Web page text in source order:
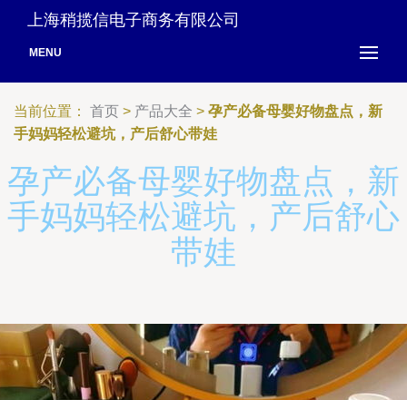
上海稍揽信电子商务有限公司
MENU
当前位置： 首页 > 产品大全 > 孕产必备母婴好物盘点，新
手妈妈轻松避坑，产后舒心带娃
孕产必备母婴好物盘点，新
手妈妈轻松避坑，产后舒心
带娃